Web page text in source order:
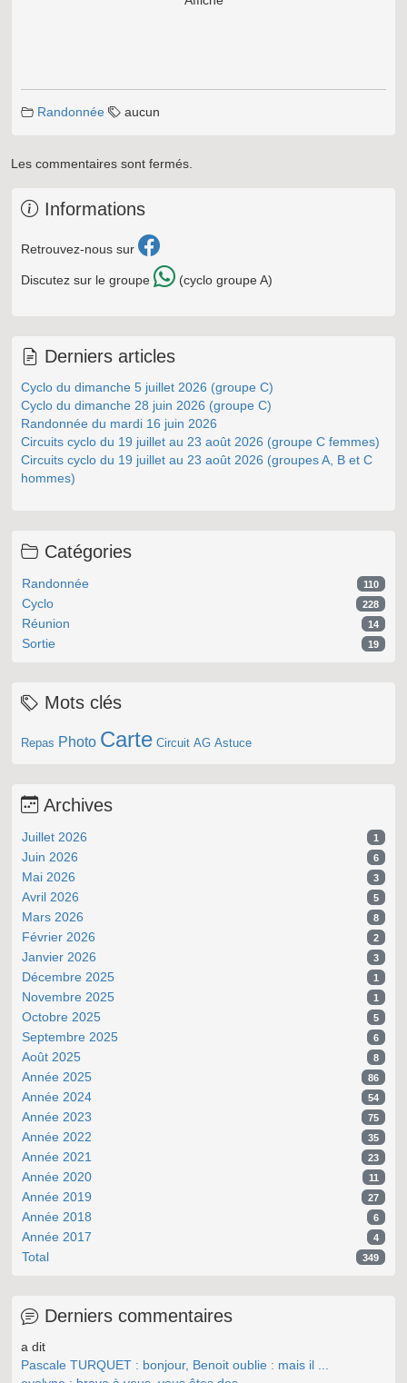
Randonnée aucun
Les commentaires sont fermés.
Informations
Retrouvez-nous sur
Discutez sur le groupe (cyclo groupe A)
Derniers articles
Cyclo du dimanche 5 juillet 2026 (groupe C)
Cyclo du dimanche 28 juin 2026 (groupe C)
Randonnée du mardi 16 juin 2026
Circuits cyclo du 19 juillet au 23 août 2026 (groupe C femmes)
Circuits cyclo du 19 juillet au 23 août 2026 (groupes A, B et C
hommes)
Catégories
Randonnée 110
Cyclo 228
Réunion 14
Sortie 19
Mots clés
Repas Photo Carte Circuit AG Astuce
Archives
Juillet 2026 1
Juin 2026 6
Mai 2026 3
Avril 2026 5
Mars 2026 8
Février 2026 2
Janvier 2026 3
Décembre 2025 1
Novembre 2025 1
Octobre 2025 5
Septembre 2025 6
Août 2025 8
Année 2025 86
Année 2024 54
Année 2023 75
Année 2022 35
Année 2021 23
Année 2020 11
Année 2019 27
Année 2018 6
Année 2017 4
Total 349
Derniers commentaires
a dit
Pascale TURQUET : bonjour, Benoit oublie : mais il ...